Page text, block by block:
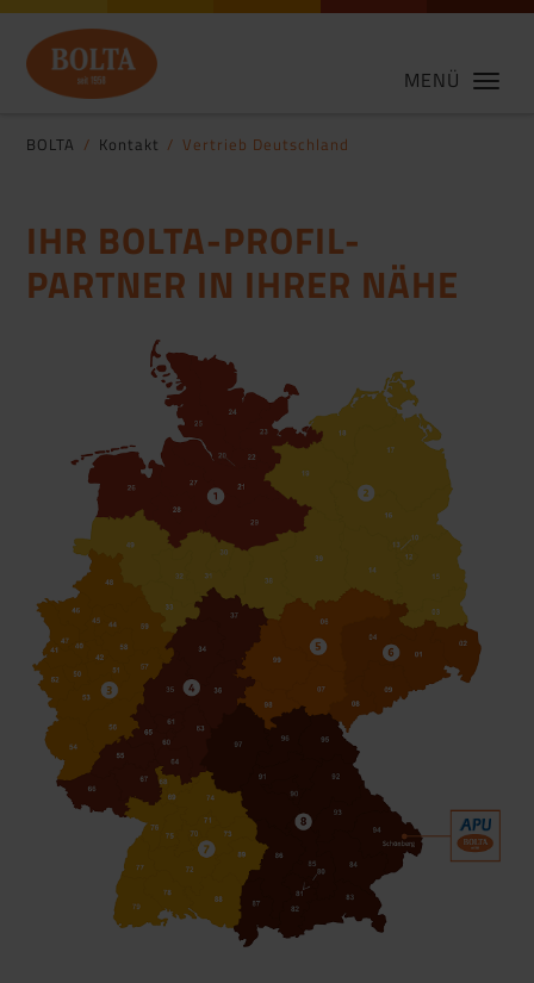
MENÜ
BOLTA Kontakt Vertrieb Deutschland
IHR BOLTA-PROFIL-
PARTNER IN IHRER NÄHE